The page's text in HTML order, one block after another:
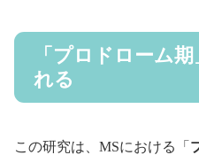
「プロドローム
れる
この研究は、MSにおける「